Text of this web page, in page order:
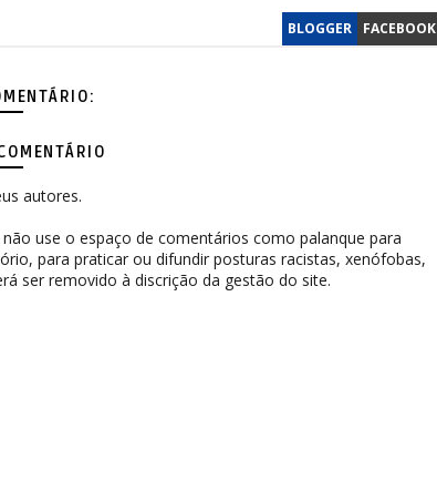
BLOGGER FACEBOOK
autores.
use o espaço de comentários como palanque para
para praticar ou difundir posturas racistas, xenófobas,
ser removido à discrição da gestão do site.